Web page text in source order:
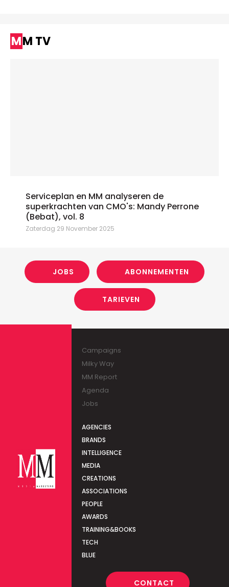
MM TV
Serviceplan en MM analyseren de
superkrachten van CMO's: Mandy Perrone
(Bebat), vol. 8
Zaterdag 29 November 2025
JOBS ABONNEMENTEN
TARIEVEN
Campaigns
Milky Way
MM Report
Agenda
Jobs
AGENCIES
BRANDS
INTELLIGENCE
MEDIA
CREATIONS
ASSOCIATIONS
PEOPLE
AWARDS
TRAINING&BOOKS
TECH
BLUE
CONTACT